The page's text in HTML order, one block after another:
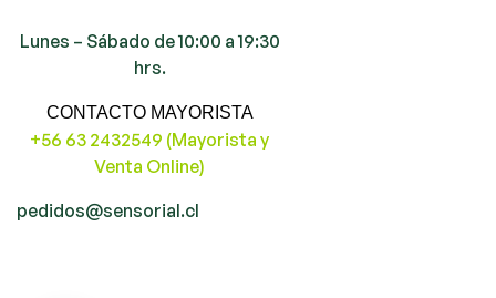
Lunes – Sábado de 10:00 a 19:30
hrs.
CONTACTO MAYORISTA
+56 63 2432549 (Mayorista y
Venta Online)
pedidos@sensorial.cl